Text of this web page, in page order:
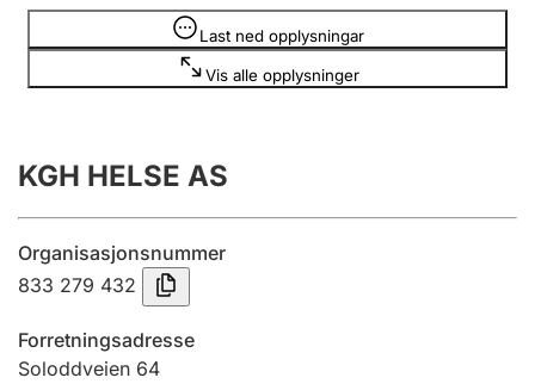
Registrere, endre, slette
Årsrekneskap
Innsending og forseinkingsgebyr
Last ned opplysningar
Vis alle opplysninger
Opplysninger er skjult
KGH HELSE AS
Organisasjonsnummer
833 279 432
Forretningsadresse
Soloddveien 64